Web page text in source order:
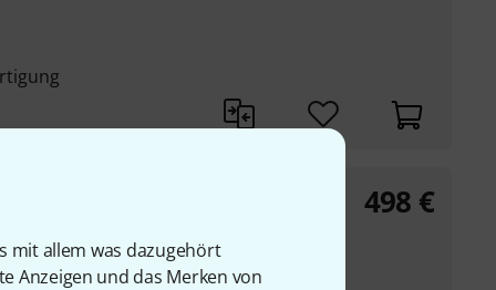
mit allem was dazugehört
Anzeigen und das Merken von
498 €